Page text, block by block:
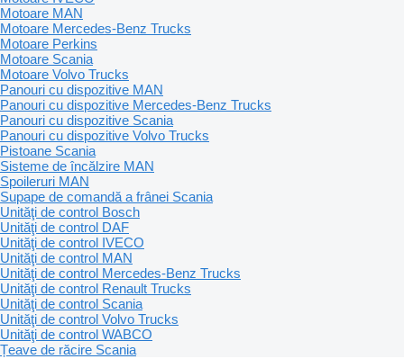
Motoare MAN
Motoare Mercedes-Benz Trucks
Motoare Perkins
Motoare Scania
Motoare Volvo Trucks
Panouri cu dispozitive MAN
Panouri cu dispozitive Mercedes-Benz Trucks
Panouri cu dispozitive Scania
Panouri cu dispozitive Volvo Trucks
Pistoane Scania
Sisteme de încălzire MAN
Spoileruri MAN
Supape de comandă a frânei Scania
Unităţi de control Bosch
Unităţi de control DAF
Unităţi de control IVECO
Unităţi de control MAN
Unităţi de control Mercedes-Benz Trucks
Unităţi de control Renault Trucks
Unităţi de control Scania
Unităţi de control Volvo Trucks
Unităţi de control WABCO
Țeave de răcire Scania